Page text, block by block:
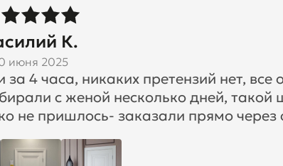
К.
июня 2025
4 часа, никаких претензий нет, все
с женой несколько дней, такой
не пришлось- заказали прямо через